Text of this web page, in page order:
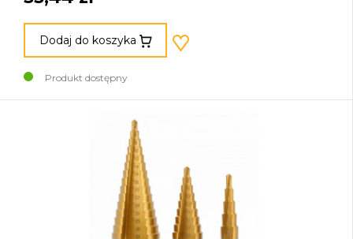
Dodaj do koszyka
Produkt dostępny